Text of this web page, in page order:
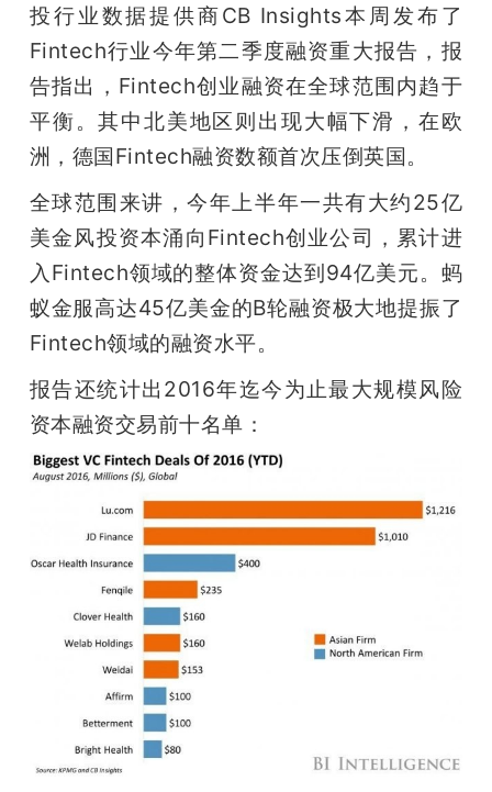
动
中
心
GAIR
专
爱
机
投行业数据提供商CB Insights本周发布了
Fintech行业今年第二季度融资重大报告，报
告指出，Fintech创业融资在全球范围内趋于
平衡。其中北美地区则出现大幅下滑，在欧
洲，德国Fintech融资数额首次压倒英国。
全球范围来讲，今年上半年一共有大约25亿
美金风投资本涌向Fintech创业公司，累计进
入Fintech领域的整体资金达到94亿美元。蚂
蚁金服高达45亿美金的B轮融资极大地提振了
Fintech领域的融资水平。
报告还统计出2016年迄今为止最大规模风险
资本融资交易前十名单：